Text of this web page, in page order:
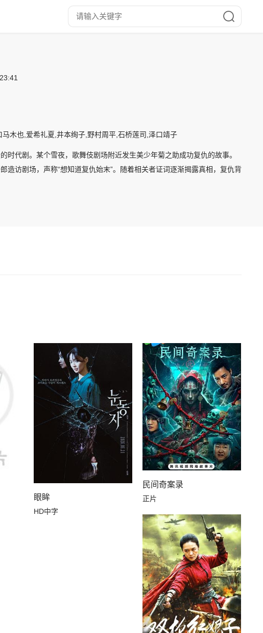
木也,爱希礼夏,井本绚子,野村周平,石桥莲司,泽口靖子
代剧。某个雪夜，歌舞伎剧场附近发生美少年菊之助成功复仇的故事。
访剧场，声称“想知道复仇始末”。随着相关者证词逐渐揭露真相，复仇背
眼眸
HD中字
民间奇案录
正片